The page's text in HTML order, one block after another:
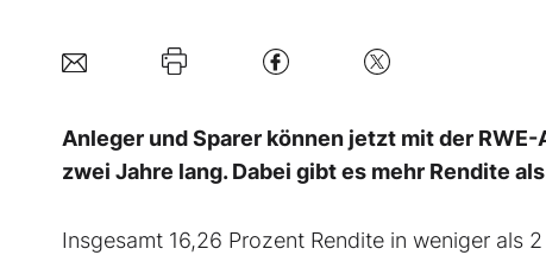
Anleger und Sparer können jetzt mit der
zwei Jahre lang. Dabei gibt es mehr Rendite
Insgesamt 16,26 Prozent Rendite in weniger als